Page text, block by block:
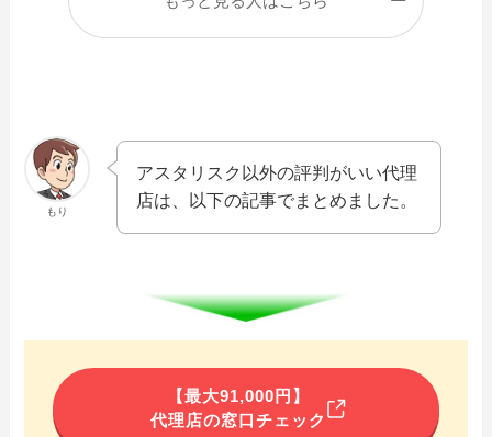
もり
アスタリスク以外の評判がいい代理
店は、以下の記事でまとめました。
【最大91,000円】
代理店の窓口チェック